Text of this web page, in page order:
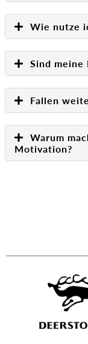
Wie nutze
Sind meine
Fallen
Warum
Motivation?